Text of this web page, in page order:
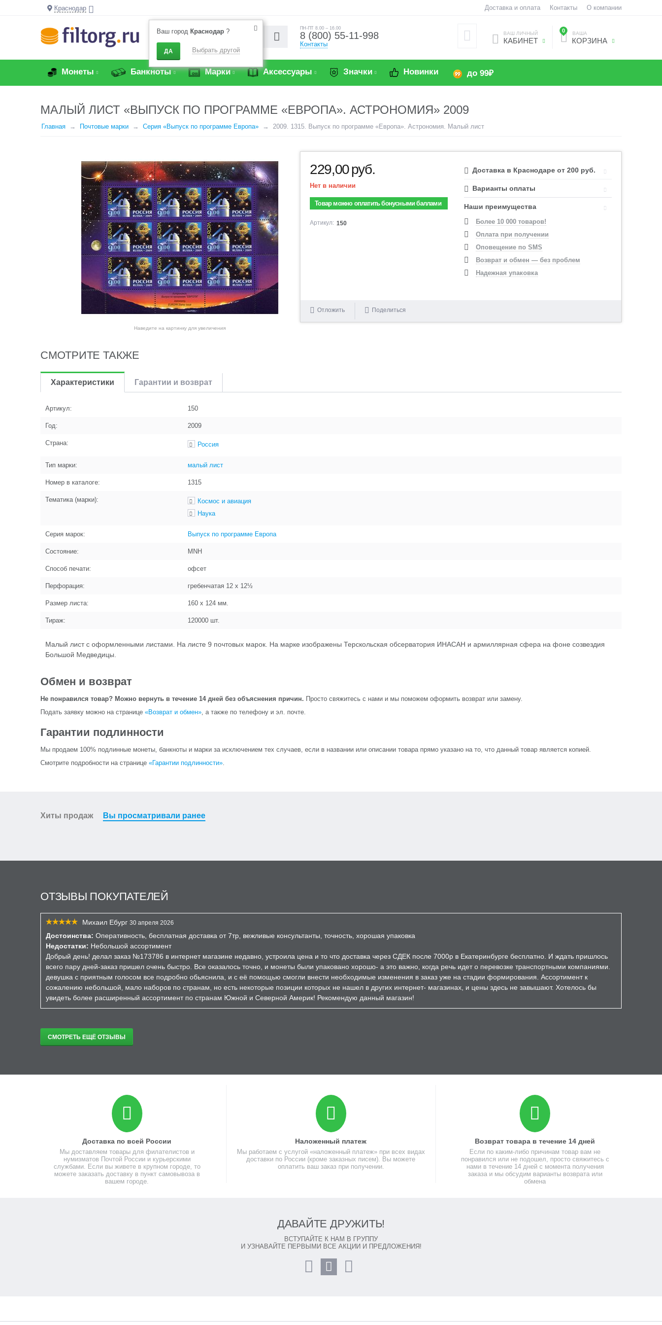
Краснодар
Ваш город Краснодар ?
ДА Выбрать другой
Доставка и оплата Контакты О компании
ПН-ПТ 8.00 – 16.00
8 (800) 55-11-998
Контакты
0 ВАША
КОРЗИНА
ВАШ ЛИЧНЫЙ
КАБИНЕТ
Монеты Банкноты Марки Аксессуары Значки Новинки до 99₽
МАЛЫЙ ЛИСТ «ВЫПУСК ПО ПРОГРАММЕ «ЕВРОПА». АСТРОНОМИЯ» 2009
Главная Почтовые марки Серия «Выпуск по программе Европа» 2009. 1315. Выпуск по программе «Европа». Астрономия. Малый лист
Наведите на картинку для увеличения
229,00руб.
Нет в наличии
Товар можно оплатить бонусными баллами
Артикул: 150
Доставка в Краснодаре от 200 руб.
Варианты оплаты
Наши преимущества
Более 10 000 товаров!
Оплата при получении
Оповещение по SMS
Возврат и обмен — без проблем
Надежная упаковка
Отложить Поделиться
СМОТРИТЕ ТАКЖЕ
Характеристики Гарантии и возврат
Артикул: 150
Год: 2009
Страна: Россия
Тип марки: малый лист
Номер в каталоге: 1315
Тематика (марки):
Космос и авиация
Наука
Серия марок: Выпуск по программе Европа
Состояние: MNH
Способ печати: офсет
Перфорация: гребенчатая 12 x 12½
Размер листа: 160 x 124 мм.
Тираж: 120000 шт.
Малый лист с оформленными листами. На листе 9 почтовых марок. На марке изображены Терскольская обсерватория ИНАСАН и армиллярная сфера на фоне созвездия
Большой Медведицы.
Обмен и возврат
Не понравился товар? Можно вернуть в течение 14 дней без объяснения причин. Просто свяжитесь с нами и мы поможем оформить возврат или замену.
Подать заявку можно на странице «Возврат и обмен», а также по телефону и эл. почте.
Гарантии подлинности
Мы продаем 100% подлинные монеты, банкноты и марки за исключением тех случаев, если в названии или описании товара прямо указано на то, что данный товар является копией.
Смотрите подробности на странице «Гарантии подлинности».
Хиты продаж Вы просматривали ранее
ОТЗЫВЫ ПОКУПАТЕЛЕЙ
Михаил Ебург 30 апреля 2026
Достоинства: Оперативность, бесплатная доставка от 7тр, вежливые консультанты, точность, хорошая упаковка
Недостатки: Небольшой ассортимент
Добрый день! делал заказ №173786 в интернет магазине недавно, устроила цена и то что доставка через СДЕК после 7000р в Екатеринбурге бесплатно. И ждать пришлось
всего пару дней-заказ пришел очень быстро. Все оказалось точно, и монеты были упаковано хорошо- а это важно, когда речь идет о перевозке транспортными компаниями.
девушка с приятным голосом все подробно обьяснила, и с её помощью смогли внести необходимые изменения в заказ уже на стадии формирования. Ассортимент к
сожалению небольшой, мало наборов по странам, но есть некоторые позиции которых не нашел в других интернет- магазинах, и цены здесь не завышают. Хотелось бы
увидеть более расширенный ассортимент по странам Южной и Северной Америк! Рекомендую данный магазин!
СМОТРЕТЬ ЕЩЁ ОТЗЫВЫ
Доставка по всей России
Мы доставляем товары для филателистов и
нумизматов Почтой России и курьерскими
службами. Если вы живете в крупном городе, то
можете заказать доставку в пункт самовывоза в
вашем городе.
Наложенный платеж
Мы работаем с услугой «наложенный платеж» при всех видах
доставки по России (кроме заказных писем). Вы можете
оплатить ваш заказ при получении.
Возврат товара в течение 14 дней
Если по каким-либо причинам товар вам не
понравился или не подошел, просто свяжитесь с
нами в течение 14 дней с момента получения
заказа и мы обсудим варианты возврата или
обмена
ДАВАЙТЕ ДРУЖИТЬ!
ВСТУПАЙТЕ К НАМ В ГРУППУ
И УЗНАВАЙТЕ ПЕРВЫМИ ВСЕ АКЦИИ И ПРЕДЛОЖЕНИЯ!